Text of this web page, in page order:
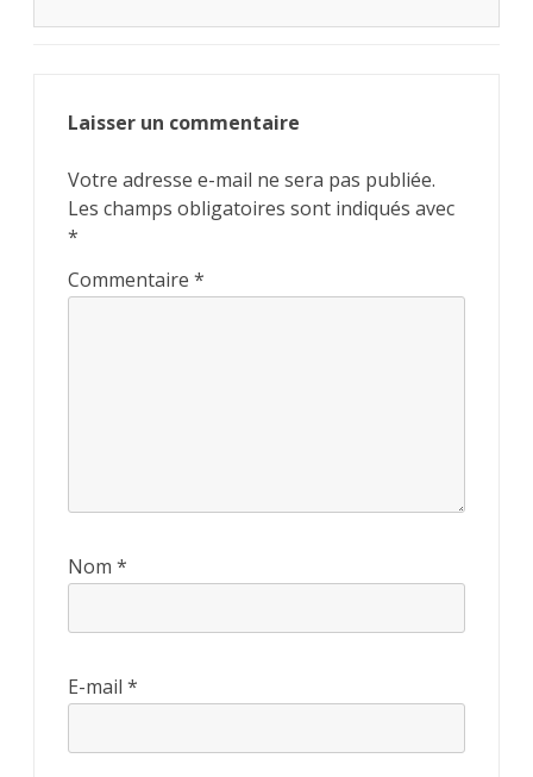
Laisser un commentaire
Votre adresse e-mail ne sera pas publiée.
Les champs obligatoires sont indiqués avec
*
Commentaire *
Nom *
E-mail *